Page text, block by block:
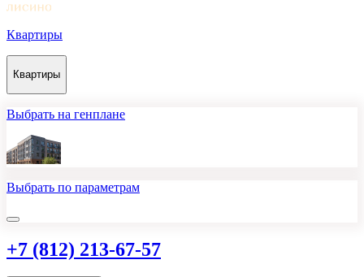
Квартиры
Квартиры
Выбрать на генплане
Выбрать по параметрам
+7 (812) 213-67-57